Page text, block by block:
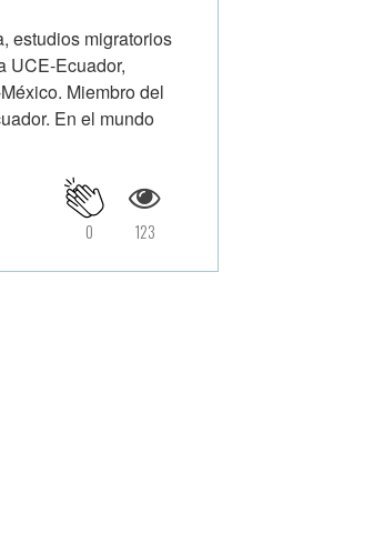
estudios migra­torios
UCE-Ecuador,
Miembro del
En el mundo
123
0